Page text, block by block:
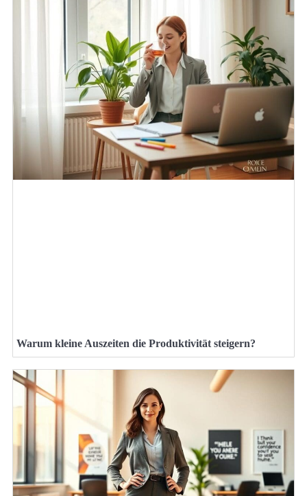
Warum kleine Auszeiten die Produktivität steigern?